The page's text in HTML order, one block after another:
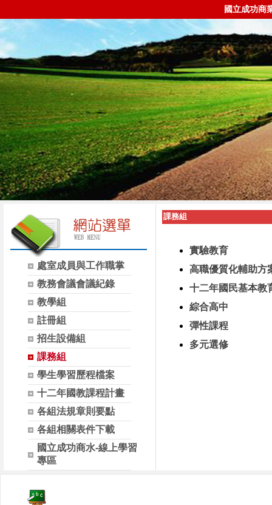
國立成功商
處室成員與工作職掌
教務會議會議紀錄
教學組
註冊組
招生設備組
課務組
學生學習歷程檔案
十二年國教課程計畫
各組法規章則要點
各組相關表件下載
國立成功商水-線上學習
專區
課務組
實驗教育
高職優質化輔助方
十二年國民基本教
綜合高中
彈性課程
多元選修